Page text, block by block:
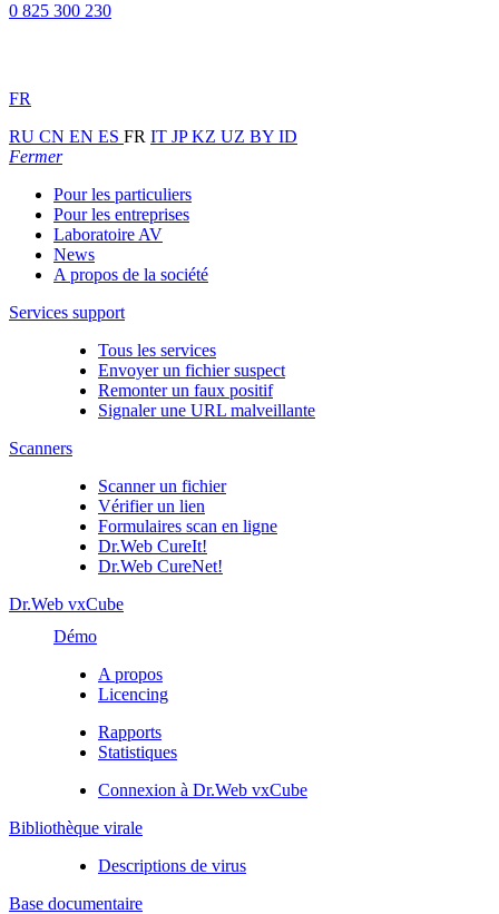
0 825 300 230
FR
RU CN EN ES FR IT JPKZ UZ BY ID
Fermer
Pour les particuliers
Pour les entreprises
Laboratoire AV
News
A propos de la société
Services support
Tous les services
Envoyer un fichier suspect
Remonter un faux positif
Signaler une URL malveillante
Scanners
Scanner un fichier
Vérifier un lien
Formulaires scan en ligne
Dr.Web CureIt!
Dr.Web CureNet!
Dr.Web vxCube
Démo
A propos
Licencing
Rapports
Statistiques
Connexion à Dr.Web vxCube
Bibliothèque virale
Descriptions de virus
Base documentaire